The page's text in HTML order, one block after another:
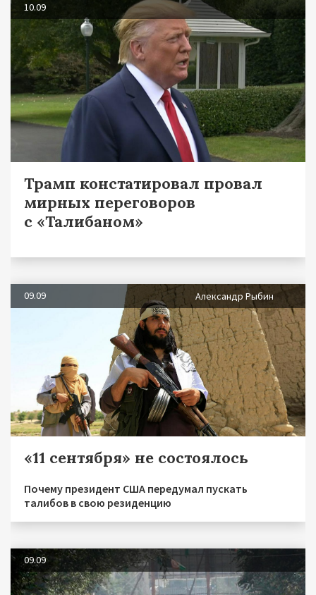
10.09
Трамп констатировал провал
мирных переговоров
с «Талибаном»
09.09 Александр Рыбин
«11 сентября» не состоялось
Почему президент США передумал пускать
талибов в свою резиденцию
09.09